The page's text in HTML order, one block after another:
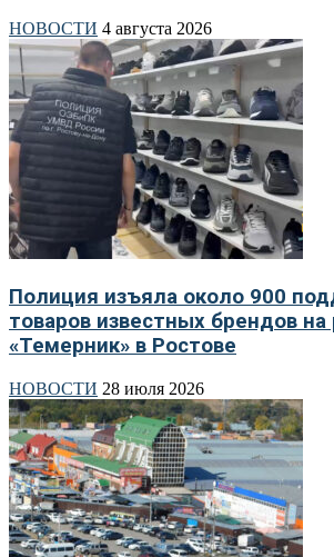
НОВОСТИ 4 августа 2026
Полиция изъяла около 900
товаров известных брендов
«Темерник» в Ростове
НОВОСТИ 28 июля 2026